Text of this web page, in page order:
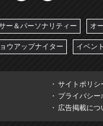
ー＆パーソナリティー オ
ウアップナイター イベント
サイトポリシ
プライバシー
広告掲載につ